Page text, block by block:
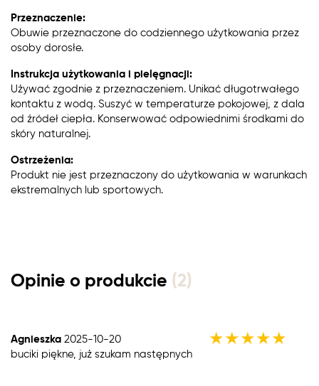
Przeznaczenie:
Obuwie przeznaczone do codziennego użytkowania przez
osoby dorosłe.
Instrukcja użytkowania i pielęgnacji:
Używać zgodnie z przeznaczeniem. Unikać długotrwałego
kontaktu z wodą. Suszyć w temperaturze pokojowej, z dala
od źródeł ciepła. Konserwować odpowiednimi środkami do
skóry naturalnej.
Ostrzeżenia:
Produkt nie jest przeznaczony do użytkowania w warunkach
ekstremalnych lub sportowych.
Opinie o produkcie (2)
Agnieszka 2025-10-20 ★★★★★
buciki piękne, już szukam następnych